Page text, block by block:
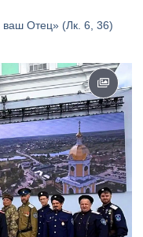
ваш Отец» (Лк. 6, 36)